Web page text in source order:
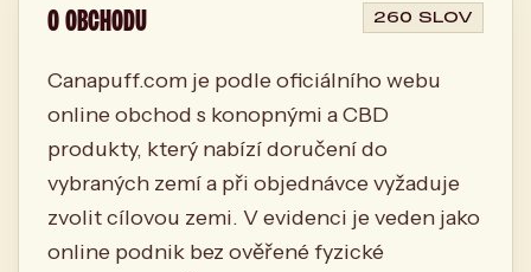
O OBCHODU 260 SLOV
Canapuff.com je podle oficiálního webu
online obchod s konopnými a CBD
produkty, který nabízí doručení do
vybraných zemí a při objednávce vyžaduje
zvolit cílovou zemi. V evidenci je veden jako
online podnik bez ověřené fyzické